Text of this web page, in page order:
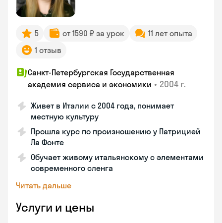
5 от 1590 ₽ за урок
11 лет опыта
1 отзыв
Санкт-Петербургская Государственная
академия сервиса и экономики • 2004 г.
Живет в Италии с 2004 года, понимает
местную культуру
Прошла курс по произношению у Патрицией
Ла Фонте
Обучает живому итальянскому с элементами
современного сленга
Читать дальше
Услуги и цены